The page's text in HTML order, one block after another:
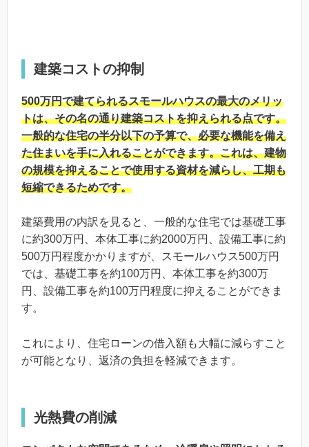
建築コストの抑制
500万円で建てられるスモールハウスの最大のメリッ
トは、その名の通り建築コストを抑えられる点です。
一般的な住宅の半分以下の予算で、必要な機能を備え
た住まいを手に入れることができます。これは、建物
の規模を抑えることで使用する資材を減らし、工期も
短縮できるためです。
建築費用の内訳を見ると、一般的な住宅では基礎工事
に約300万円、本体工事に約2000万円、設備工事に約
500万円程度かかりますが、スモールハウス500万円
では、基礎工事を約100万円、本体工事を約300万
円、設備工事を約100万円程度に抑えることができま
す。
これにより、住宅ローンの借入額も大幅に減らすこと
が可能となり、返済の負担を軽減できます。
光熱費の削減